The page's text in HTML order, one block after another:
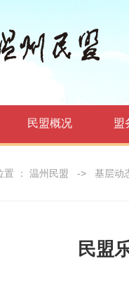
民盟概况 盟
置 ： 温州民盟 -> 基层动
民盟